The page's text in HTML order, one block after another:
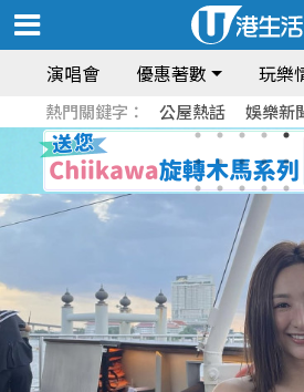
演唱會 優惠著數 玩樂
熱門關鍵字： 公屋熱話 娛樂新